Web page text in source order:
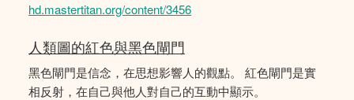
hd.mastertitan.org/content/3456
人類圖的紅色與黑色閘門
黑色閘門是信念，在思想影響人的觀點。 紅色閘門是實
相反射，在自己與他人對自己的互動中顯示。